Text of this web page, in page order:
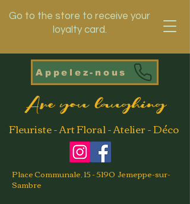
Go to the store to receive your
loyalty card.
Appelez-nous
Are you laughing
Fleuriste - Art Floral - Atelier - Déco
Place Communale, 15 - 5190 Jemeppe-sur-
Sambre